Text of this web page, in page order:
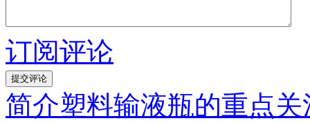
订阅评论
简介塑料输液瓶的重点